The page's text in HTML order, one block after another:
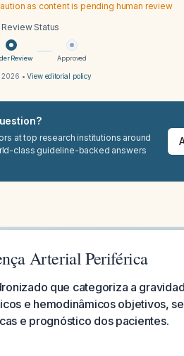
as content is pending human review
Status
Review Approved
2026 •View editorial policy
at top research institutions around
class guideline-backed answers
Arterial Periférica
que categoriza a
e hemodinâmicos objetivos,
e prognóstico dos pacientes.